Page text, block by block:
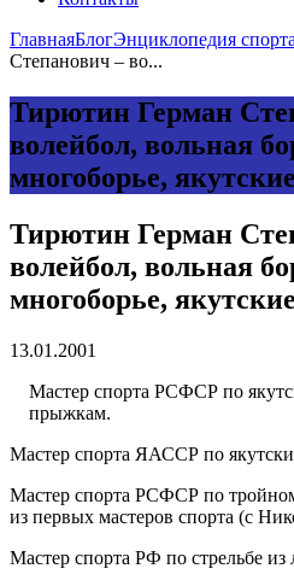
ГлавнаяБлогЭнциклопедия спорта
Степанович – во...
Тирютин Герман
волейбол, вольная
многоборье,
Тирютин Герман
волейбол, вольная
многоборье,
13.01.2001
Мастер спорта РСФСР по
прыжкам.
Мастер спорта ЯАССР по
Мастер спорта РСФСР по
из первых мастеров спорта (с
Мастер спорта РФ по стрельбе из